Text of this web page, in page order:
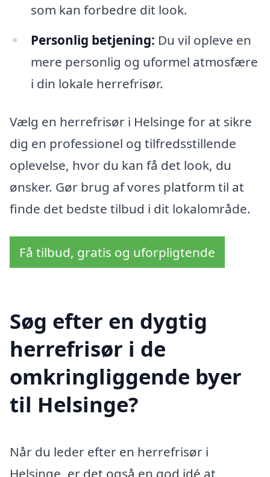
som kan forbedre dit look.
Personlig betjening: Du vil opleve en
mere personlig og uformel atmosfære
i din lokale herrefrisør.
Vælg en herrefrisør i Helsinge for at sikre
dig en professionel og tilfredsstillende
oplevelse, hvor du kan få det look, du
ønsker. Gør brug af vores platform til at
finde det bedste tilbud i dit lokalområde.
Få tilbud, gratis og uforpligtende
Søg efter en dygtig
herrefrisør i de
omkringliggende byer
til Helsinge?
Når du leder efter en herrefrisør i
Helsinge, er det også en god idé at